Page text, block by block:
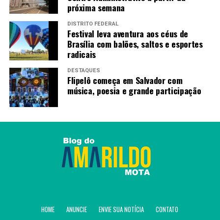
próxima semana
DISTRITO FEDERAL
Festival leva aventura aos céus de
Brasília com balões, saltos e esportes
radicais
DESTAQUES
Flipelô começa em Salvador com
música, poesia e grande participação
HOME ANUNCIE ENVIE SUA NOTÍCIA CONTATO